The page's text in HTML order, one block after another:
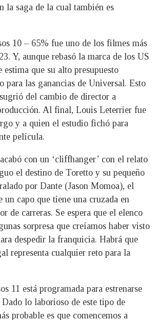
la saga de la cual también es
10 – 65% fue uno de los filmes más
Y, aunque rebasó la marca de los US
estima que su alto presupuesto
para las ganancias de Universal. Esto
del cambio de director a
Al final, Louis Leterrier fue
y a quien el estudio fichó para
película.
con un ‘cliffhanger’ con el relato
el destino de Toretto y su pequeño
por Dante (Jason Momoa), el
capo que tiene una cruzada en
de carreras. Se espera que el elenco
sorpresa que creíamos haber visto
despedir la franquicia. Habrá que
representa cualquier reto para la
11 está programada para estrenarse
lo laborioso de este tipo de
probable es que comencemos a